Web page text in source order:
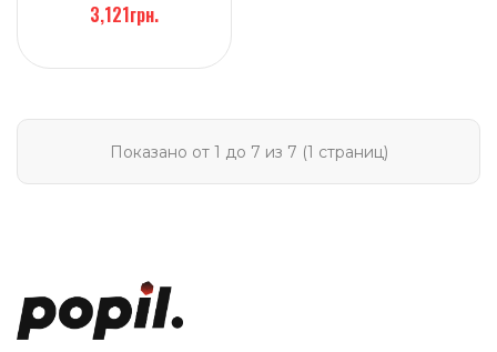
3,121грн.
Показано от 1 до 7 из 7 (1 страниц)